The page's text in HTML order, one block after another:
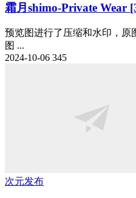
霜月shimo-Private Wear
预览图进行了压缩和水印，原
图 ...
2024-10-06 345
次元发布